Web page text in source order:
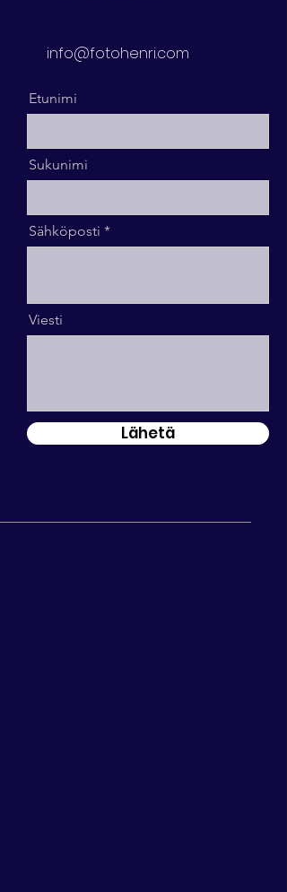
info@fotohenri.com
Etunimi
Sukunimi
Sähköposti
Viesti
Lähetä